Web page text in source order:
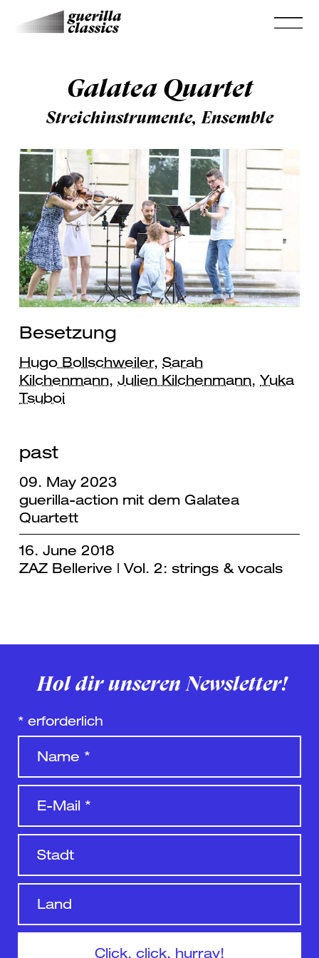
Galatea Quartet
Streichinstrumente, Ensemble
Besetzung
Hugo Bollschweiler, Sarah
Kilchenmann, Julien Kilchenmann, Yuka
Tsuboi
past
09. May 2023
guerilla-action mit dem Galatea
Quartett
16. June 2018
ZAZ Bellerive | Vol. 2: strings & vocals
Hol dir unseren Newsletter!
* erforderlich